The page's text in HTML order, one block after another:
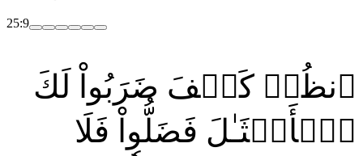
25:9
ٱنظُرۡ كَيۡفَ ضَرَبُواْ لَكَ
ٱلۡأَمۡثَـٰلَ فَضَلُّواْ فَلَا